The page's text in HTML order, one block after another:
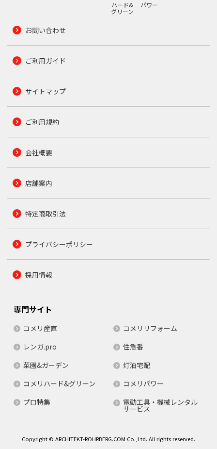
ハード&
グリーン
パワー
お問い合わせ
ご利用ガイド
サイトマップ
ご利用規約
会社概要
店舗案内
特定商取引法
プライバシーポリシー
採用情報
専門サイト
コメリ産直
コメリリフォーム
レンガ.pro
住急番
菜園&ガーデン
灯油宅配
コメリハード&グリーン
コメリパワー
プロ特集
電動工具・機械レンタル
サービス
Copyright © ARCHITEKT-ROHRBERG.COM Co.,Ltd. All rights reserved.